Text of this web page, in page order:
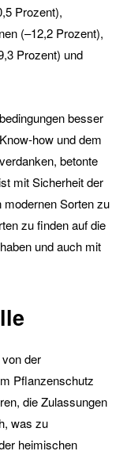
Prozent),
(–12,2 Prozent),
Prozent) und
besser
how und dem
betonte
mit Sicherheit der
modernen Sorten zu
zu finden auf die
und auch mit
der
Pflanzenschutz
die Zulassungen
was zu
heimischen